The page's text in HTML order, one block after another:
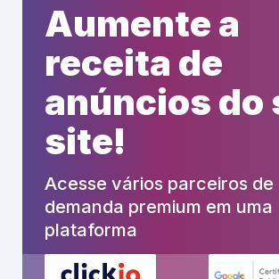
Aumente a
receita de
anúncios do
site!
Acesse vários parceiros de
demanda premium em uma
plataforma